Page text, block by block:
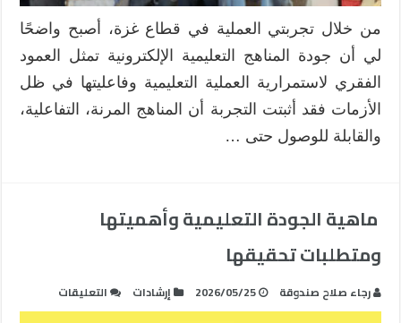
أنموذجاً
مغلقة
من خلال تجربتي العملية في قطاع غزة، أصبح واضحًا
لي أن جودة المناهج التعليمية الإلكترونية تمثل العمود
الفقري لاستمرارية العملية التعليمية وفاعليتها في ظل
الأزمات فقد أثبتت التجربة أن المناهج المرنة، التفاعلية،
والقابلة للوصول حتى …
ماهية الجودة التعليمية وأهميتها
ومتطلبات تحقيقها
رجاء صلاح صندوقة 2026/05/25 إرشادات التعليقات
ماهية